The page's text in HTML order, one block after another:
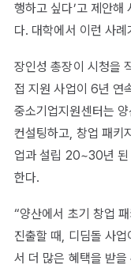
행하고 싶다’고 제안해
다. 대학에서 이런 사
장인성 총장이 시청을
접 지원 사업이 6년 연
중소기업지원센터는
컨설팅하고, 창업 패키
업과 설립 20~30년 된
한다.
“양산에서 초기 창업
진출할 때, 디딤돌 사
서 더 많은 혜택을 받